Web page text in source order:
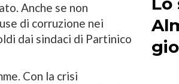
Anche se non
di corruzione nei
dai sindaci di Partinico
Con la crisi